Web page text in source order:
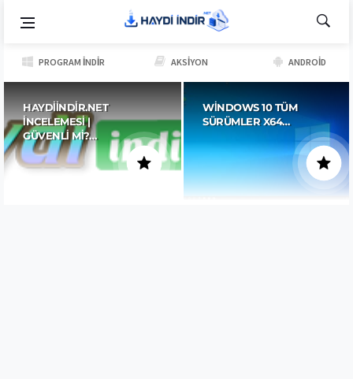
PROGRAM İNDIR AKSIYON ANDROID
HAYDIINDIR.NET
İNCELEMESI |
GÜVENLI MI?…
WINDOWS 10 TÜM
SÜRÜMLER X64…